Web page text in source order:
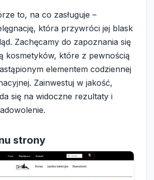
to, na co zasługuje –
która przywróci jej blask
Zachęcamy do zapoznania się
kosmetyków, które z pewnością
elementem codziennej
Zainwestuj w jakość,
się na widoczne rezultaty i
strony